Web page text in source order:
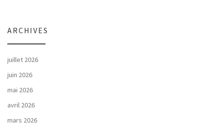
ARCHIVES
juillet 2026
juin 2026
mai 2026
avril 2026
mars 2026